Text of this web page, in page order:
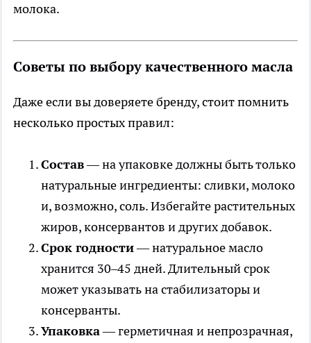
молока.
Советы по выбору качественного масла
Даже если вы доверяете бренду, стоит помнить
несколько простых правил:
Состав— на упаковке должны быть только
натуральные ингредиенты: сливки, молоко
и, возможно, соль. Избегайте растительных
жиров, консервантов и других добавок.
Срок годности— натуральное масло
хранится 30–45 дней. Длительный срок
может указывать на стабилизаторы и
консерванты.
Упаковка— герметичная и непрозрачная,